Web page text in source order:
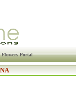
Flowers Portal